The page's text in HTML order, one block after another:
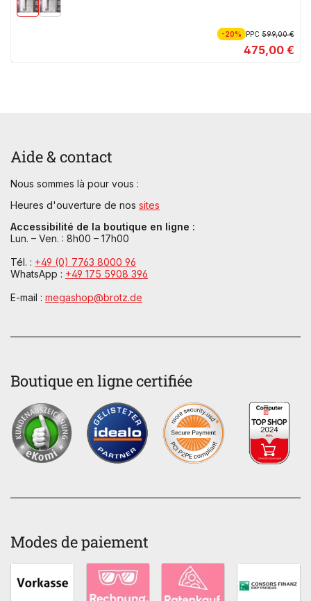
-20% PPC599,00 €
475,00 €
Aide & contact
Nous sommes là pour vous :
Heures d'ouverture de nos sites
Accessibilité de la boutique en ligne :
Lun. – Ven. : 8h00 – 17h00
Tél. : +49 (0) 7763 8000 96
WhatsApp : +49 175 5908 396
E-mail : megashop@brotz.de
Boutique en ligne certifiée
Modes de paiement